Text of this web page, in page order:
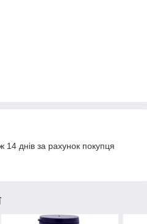
днів за рахунок покупця